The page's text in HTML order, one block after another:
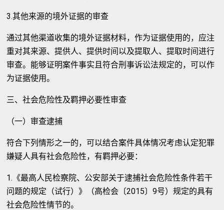
3.其他来源的境外证据的审查
通过其他渠道收集的境外证据材料，作为证据使用的，应注
重对其来源、提供人、提供时间以及提取人、提取时间进行
审查。能够证明案件事实且符合刑事诉讼法规定的，可以作
为证据使用。
三、社会危险性及羁押必要性审查
（一）审查逮捕
符合下列情形之一的，可以结合案件具体情况考虑认定犯罪
嫌疑人具有社会危险性，有羁押必要：
1.《最高人民检察院、公安部关于逮捕社会危险性条件若干
问题的规定（试行）》（高检会〔2015〕9号）规定的具有
社会危险性情节的。